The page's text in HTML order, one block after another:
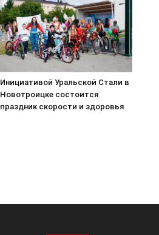
Инициативой Уральской Стали в
Новотроицке состоится
праздник скорости и здоровья